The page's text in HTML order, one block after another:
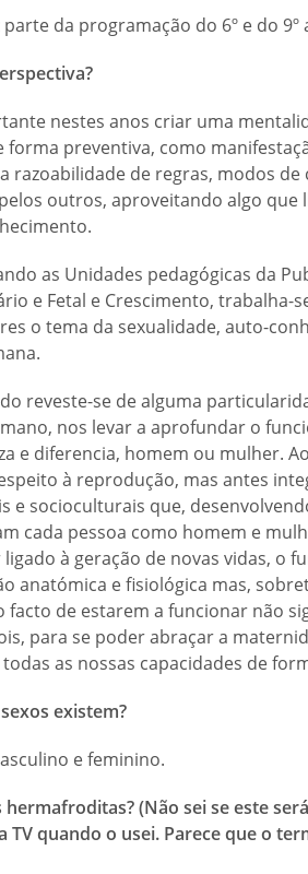
parte da programação do 6º e do 9º
nestes anos criar uma
forma preventiva, como
razoabilidade de regras, modos
outros, aproveitando algo
as Unidades pedagógicas da
e Fetal e Crescimento, trabalha-
o tema da sexualidade, auto-
reveste-se de alguma
nos levar a aprofundar o
e diferencia, homem ou mulher.
à reprodução, mas antes
e socioculturais que,
cada pessoa como homem e
à geração de novas vidas, o
anatómica e fisiológica mas,
facto de estarem a funcionar não
para se poder abraçar a
todas as nossas capacidades de
existem?
e feminino.
hermafroditas? (Não sei se este
TV quando o usei. Parece que o